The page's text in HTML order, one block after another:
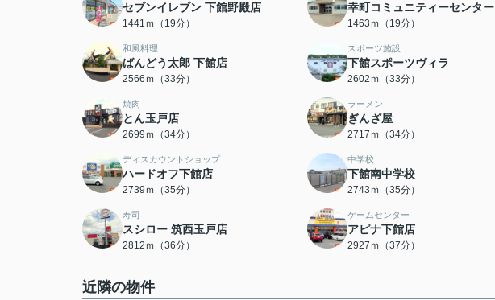
セブンイレブン 下館野殿店
1441ｍ（19分）
幸町コミュニティーセンター
1463ｍ（19分）
和風料理
ばんどう太郎 下館店
2566ｍ（33分）
スポーツ施設
下館スポーツヴィラ
2602ｍ（33分）
焼肉
とん玉戸店
2699ｍ（34分）
ラーメン
ぎんざ屋
2717ｍ（34分）
ディスカウントショップ
ハードオフ下館店
2739ｍ（35分）
中学校
下館南中学校
2743ｍ（35分）
寿司
スシロー 筑西玉戸店
2812ｍ（36分）
ゲームセンター
アピナ下館店
2927ｍ（37分）
近隣の物件